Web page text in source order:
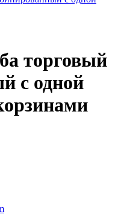
торговый
с одной